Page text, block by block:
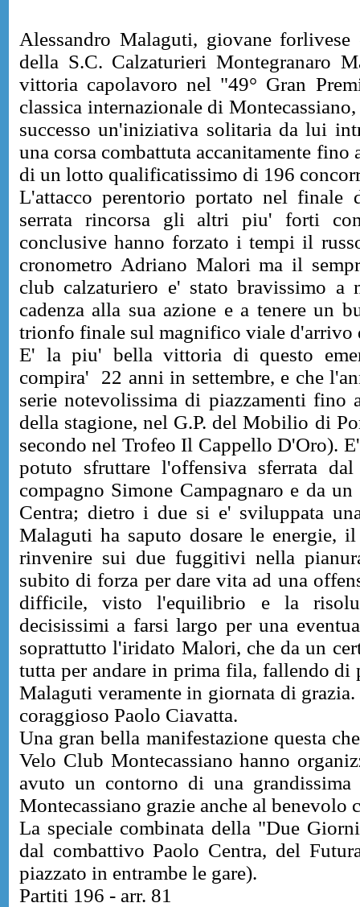
Alessandro Malaguti, giovane
della S.C. Calzaturieri Montegranaro
vittoria capolavoro nel "49° Gran
classica internazionale di
successo un'iniziativa solitaria da lui
una corsa combattuta accanitamente
di un lotto qualificatissimo di 196
L'attacco perentorio portato nel finale
serrata rincorsa gli altri piu' forti
conclusive hanno forzato i tempi il
cronometro Adriano Malori ma il
club calzaturiero e' stato bravissimo a
cadenza alla sua azione e a tenere un
trionfo finale sul magnifico viale d'arrivo
E' la piu' bella vittoria di questo
compira' 22 anni in settembre, e che
serie notevolissima di piazzamenti fino
della stagione, nel G.P. del Mobilio di
secondo nel Trofeo Il Cappello D'Oro).
potuto sfruttare l'offensiva sferrata
compagno Simone Campagnaro e da
Centra; dietro i due si e' sviluppata
Malaguti ha saputo dosare le energie,
rinvenire sui due fuggitivi nella
subito di forza per dare vita ad una
difficile, visto l'equilibrio e la
decisissimi a farsi largo per una
soprattutto l'iridato Malori, che da un
tutta per andare in prima fila, fallendo
Malaguti veramente in giornata di
coraggioso Paolo Ciavatta.
Una gran bella manifestazione questa
Velo Club Montecassiano hanno
avuto un contorno di una
Montecassiano grazie anche al benevolo
La speciale combinata della "Due
dal combattivo Paolo Centra, del
piazzato in entrambe le gare).
Partiti 196 - arr. 81